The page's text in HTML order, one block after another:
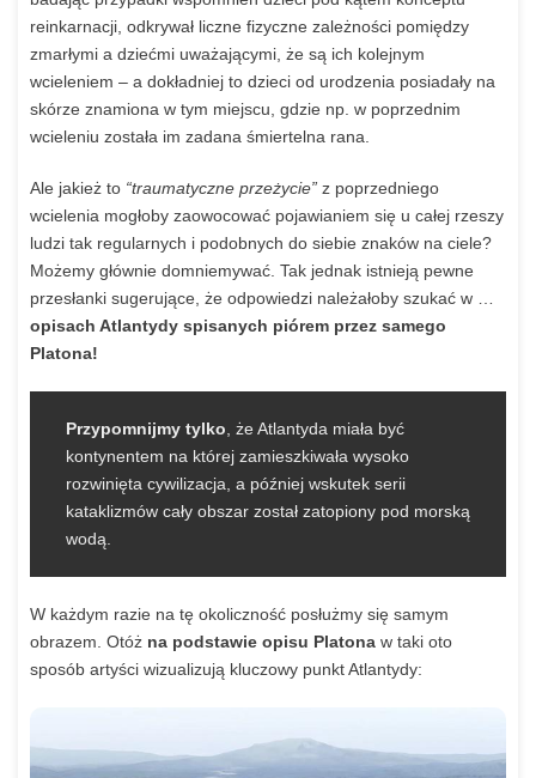
reinkarnacji, odkrywał liczne fizyczne zależności pomiędzy
zmarłymi a dziećmi uważającymi, że są ich kolejnym
wcieleniem – a dokładniej to dzieci od urodzenia posiadały na
skórze znamiona w tym miejscu, gdzie np. w poprzednim
wcieleniu została im zadana śmiertelna rana.
Ale jakież to “traumatyczne przeżycie” z poprzedniego
wcielenia mogłoby zaowocować pojawianiem się u całej rzeszy
ludzi tak regularnych i podobnych do siebie znaków na ciele?
Możemy głównie domniemywać. Tak jednak istnieją pewne
przesłanki sugerujące, że odpowiedzi należałoby szukać w …
opisach Atlantydy spisanych piórem przez samego
Platona!
Przypomnijmy tylko , że Atlantyda miała być
kontynentem na której zamieszkiwała wysoko
rozwinięta cywilizacja, a później wskutek serii
kataklizmów cały obszar został zatopiony pod morską
wodą.
W każdym razie na tę okoliczność posłużmy się samym
obrazem. Otóż na podstawie opisu Platona w taki oto
sposób artyści wizualizują kluczowy punkt Atlantydy: